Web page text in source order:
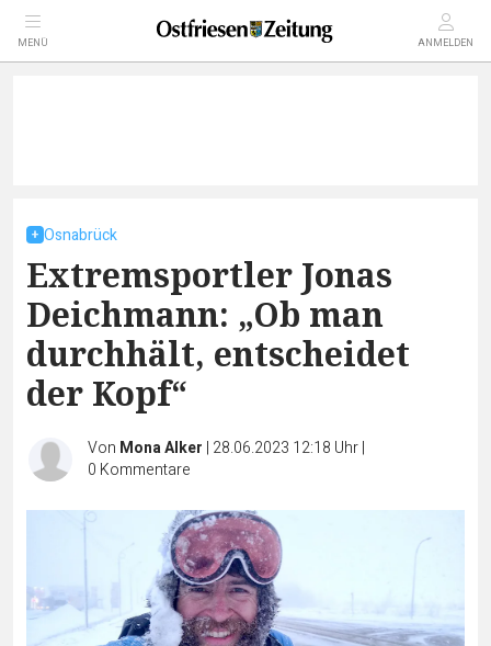
MENÜ ANMELDEN
Osnabrück
Extremsportler Jonas
Deichmann: „Ob man
durchhält, entscheidet
der Kopf“
Von Mona Alker | 28.06.2023 12:18 Uhr|
0 Kommentare